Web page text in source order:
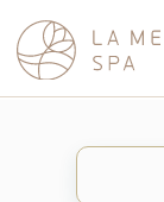
д.24, 1 этаж